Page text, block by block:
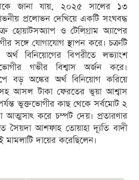
জানা যায়, ২০২৫ সালের ১৩
প্রলোভন দেখিয়ে একটি সংঘবদ্ধ
হোয়াটসঅ্যাপ ও টেলিগ্রাম অ্যাপের
সঙ্গে যোগাযোগ স্থাপন করে। চক্রটি
বিনিয়োগের বিপরীতে লভ্যাংশ
গভীর বিশ্বাস অর্জন করে।
বড় অঙ্কের অর্থ বিনিয়োগ করিয়ে
আসল টাকা ফেরতের ভুয়া আশ্বাস
ভুক্তভোগীর কাছ থেকে সর্বমোট ২
আত্মসাৎ করে চম্পট দেয়। প্রতারণার
সৈয়দা আশফাহ তোয়াহা দ্যূতি বাদী
মামলাটি দায়ের করেছিলেন।